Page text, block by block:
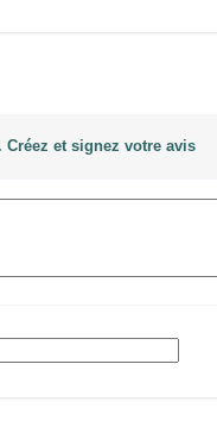
Créez et signez votre avis